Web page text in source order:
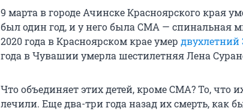
9 марта в городе Ачинске Красноярского края
был один год, и у него была СМА — спинальная
2020 года в Красноярском крае умер двухлетний
года в Чувашии умерла шестилетняя Лена
Что объединяет этих детей, кроме СМА? То, что
лечили. Еще два-три года назад их смерть, как